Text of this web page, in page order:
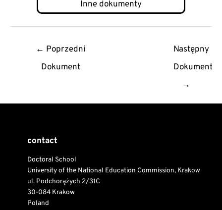
← Poprzedni
Dokument
Następny
Dokument
→
contact
Doctoral School
University of the National Education Commission, Krakow
ul. Podchorążych 2/31C
30-084 Krakow
Poland